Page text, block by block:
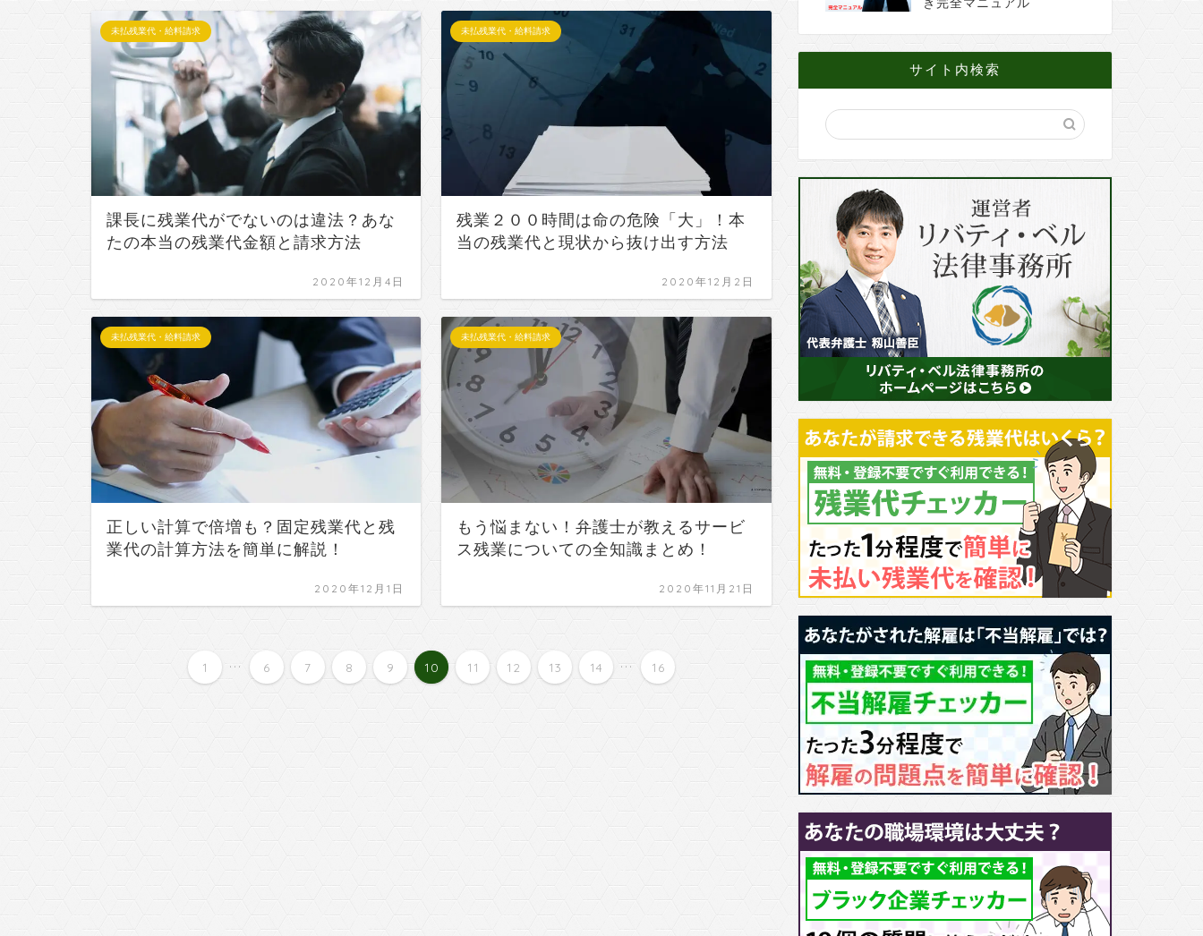
未払残業代・給料請求
課長に残業代がでないのは違法？あな
たの本当の残業代金額と請求方法
2020年12月4日
未払残業代・給料請求
残業２００時間は命の危険「大」！本
当の残業代と現状から抜け出す方法
2020年12月2日
未払残業代・給料請求
正しい計算で倍増も？固定残業代と残
業代の計算方法を簡単に解説！
2020年12月1日
未払残業代・給料請求
もう悩まない！弁護士が教えるサービ
ス残業についての全知識まとめ！
2020年11月21日
1 ... 6 7 8 9 10 11 12 13 14 ... 16
き完全マニュアル
サイト内検索